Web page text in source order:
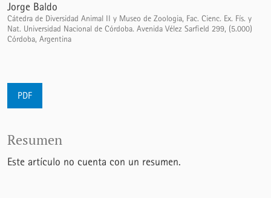
Jorge Baldo
Cátedra de Diversidad Animal II y Museo de Zoologia, Fac. Cienc. Ex. Fís. y
Nat. Universidad Nacional de Córdoba. Avenida Vélez Sarfield 299, (5.000)
Córdoba, Argentina
PDF
Resumen
Este artículo no cuenta con un resumen.